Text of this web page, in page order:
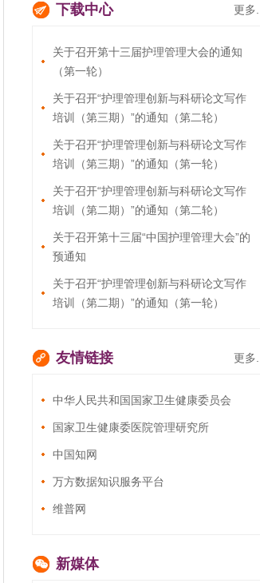
下载中心 更多...
关于召开第十三届护理管理大会的通知
（第一轮）
关于召开“护理管理创新与科研论文写作
培训（第三期）”的通知（第二轮）
关于召开“护理管理创新与科研论文写作
培训（第三期）”的通知（第一轮）
关于召开“护理管理创新与科研论文写作
培训（第二期）”的通知（第二轮）
关于召开第十三届“中国护理管理大会”的
预通知
关于召开“护理管理创新与科研论文写作
培训（第二期）”的通知（第一轮）
友情链接 更多...
中华人民共和国国家卫生健康委员会
国家卫生健康委医院管理研究所
中国知网
万方数据知识服务平台
维普网
新媒体